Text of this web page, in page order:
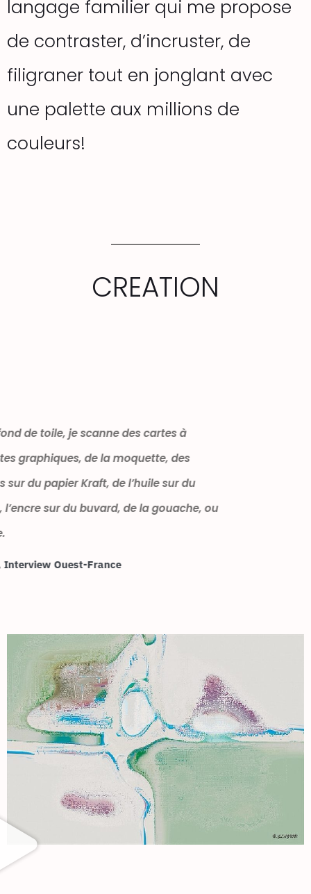
langage familier qui me propose
de contraster, d’incruster, de
filigraner tout en jonglant avec
une palette aux millions de
couleurs!
CREATION
Pour créer un fond de toile, je scanne des cartes à
puces, des cartes graphiques, de la moquette, des
pastels écrasés sur du papier Kraft, de l’huile sur du
papier canson, l’encre sur du buvard, de la gouache, ou
Hélène Glaziou, Interview Ouest-France